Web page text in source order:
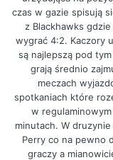
czas w gazie spisują
z Blackhawks
wygrać 4:2. Kaczory
są najlepszą pod
grają średnio
meczach
spotkaniach które
w
minutach. W
Perry co na pewno
graczy a